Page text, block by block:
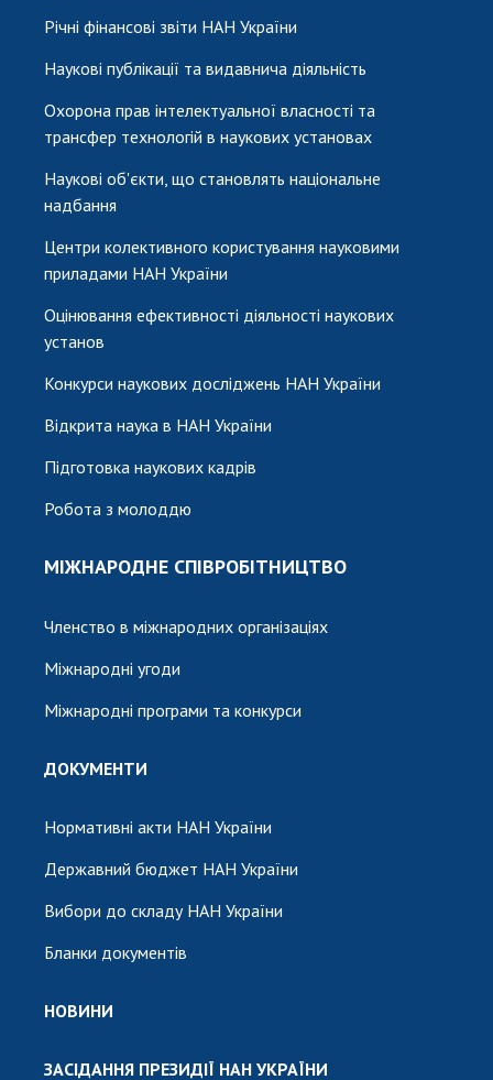
Річні фінансові звіти НАН України
Наукові публікації та видавнича діяльність
Охорона прав інтелектуальної власності та
трансфер технологій в наукових установах
Наукові об'єкти, що становлять національне
надбання
Центри колективного користування науковими
приладами НАН України
Оцінювання ефективності діяльності наукових
установ
Конкурси наукових досліджень НАН України
Відкрита наука в НАН України
Підготовка наукових кадрів
Робота з молоддю
МІЖНАРОДНЕ СПІВРОБІТНИЦТВО
Членство в міжнародних організаціях
Міжнародні угоди
Міжнародні програми та конкурси
ДОКУМЕНТИ
Нормативні акти НАН України
Державний бюджет НАН України
Вибори до складу НАН України
Бланки документів
НОВИНИ
ЗАСІДАННЯ ПРЕЗИДІЇ НАН УКРАЇНИ